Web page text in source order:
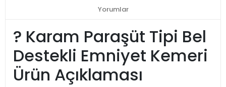
Yorumlar
? Karam Paraşüt Tipi Bel
Destekli Emniyet Kemeri
Ürün Açıklaması